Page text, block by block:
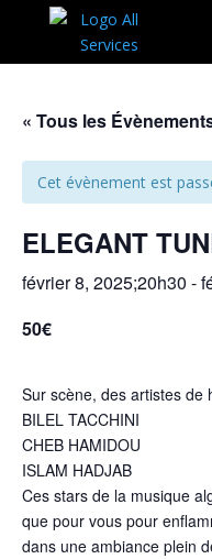
« Tous les
Cet évènement est
ELEGANT
février 8, 2025;20h30 -
50€
Sur scène, des artistes de
BILEL TACCHINI
CHEB HAMIDOU
ISLAM HADJAB
Ces stars de la musique
que pour vous pour
dans une ambiance plein